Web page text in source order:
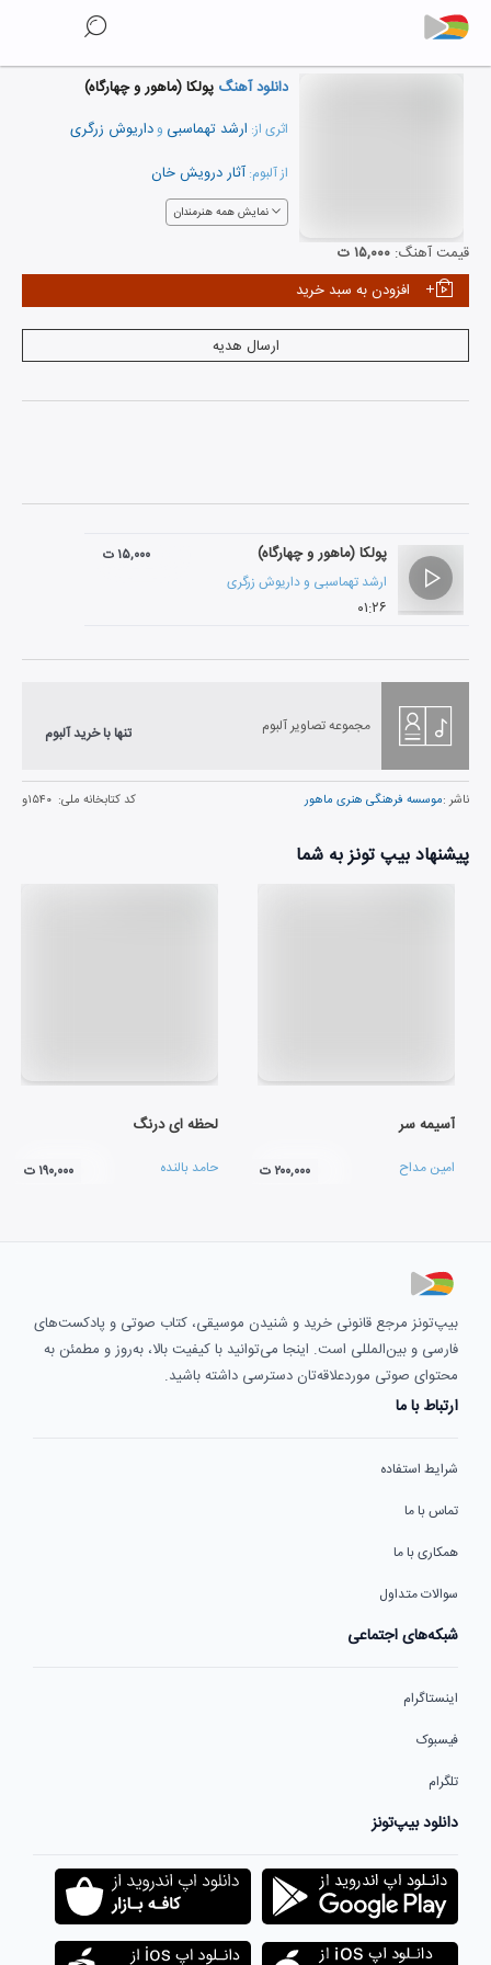
دانلود آهنگ پولکا (ماهور و چهارگاه)
اثری از: ارشد تهماسبی و داریوش زرگری
از آلبوم: آثار درویش خان
نمایش همه هنرمندان
قیمت آهنگ: ۱۵,۰۰۰ ت
افزودن به سبد خرید
ارسال هدیه
پولکا (ماهور و چهارگاه)
ارشد تهماسبی و داریوش زرگری
۰۱:۲۶
۱۵,۰۰۰ ت
مجموعه تصاویر آلبوم تنها با خرید آلبوم
ناشر :موسسه فرهنگی هنری ماهور کد کتابخانه ملی: ۱۵۴۰و
پیشنهاد بیپ تونز به شما
آسیمه سر
امین مداح ۲۰۰,۰۰۰ ت
لحظه ای درنگ
حامد بالنده ۱۹۰,۰۰۰ ت
بیپ‌تونز مرجع قانونی خرید و شنیدن موسیقی، کتاب صوتی و پادکست‌های
فارسی و بین‌المللی است. اینجا می‌توانید با کیفیت بالا، به‌روز و مطمئن به
محتوای صوتی موردعلاقه‌تان دسترسی داشته باشید.
ارتباط با ما
شرایط استفاده
تماس با ما
همکاری با ما
سوالات متداول
شبکه‌های اجتماعی
اینستاگرام
فیسبوک
تلگرام
دانلود بیپ‌تونز